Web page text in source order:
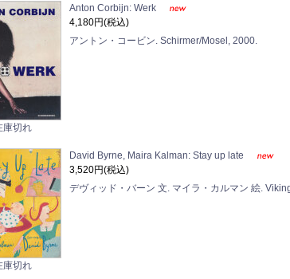
庫切れ
Anton Corbijn: Werk
4,180円(税込)
アントン・コービン. Schirmer/Mosel, 2000.
庫切れ
David Byrne, Maira Kalman: Stay up late
3,520円(税込)
デヴィッド・バーン 文. マイラ・カルマン 絵.